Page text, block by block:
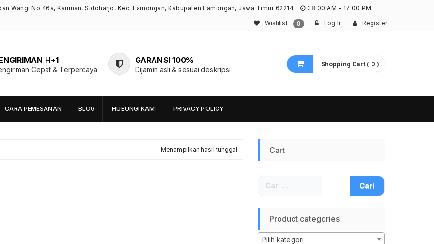
Wangi No.46a, Kauman, Sidoharjo, Kec. Lamongan, Kabupaten Lamongan, Jawa Timur 62214 08:00 AM - 17:00 PM
Wishlist 0 Log In Register
H+1
Cepat & Terpercaya
GARANSI 100%
Dijamin asli & sesuai deskripsi
Shopping Cart ( 0 )
CARA PEMESANAN BLOG HUBUNGI KAMI PRIVACY POLICY
Menampilkan hasil tunggal Cart
Cari
untuk:
Product categories
Pilih kategori